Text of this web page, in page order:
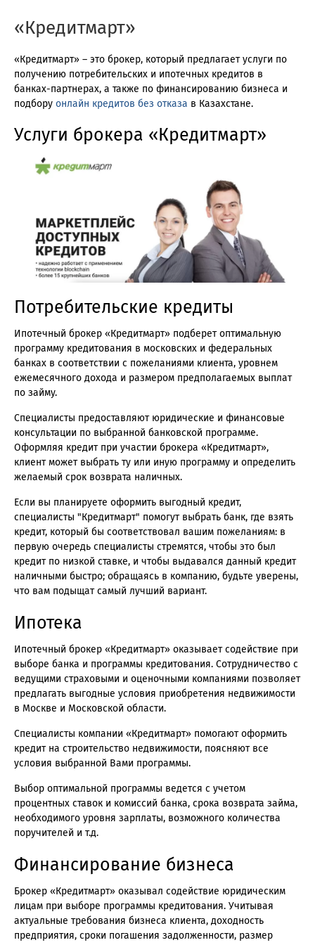
«Кредитмарт»
«Кредитмарт» – это брокер, который предлагает услуги по
получению потребительских и ипотечных кредитов в
банках-партнерах, а также по финансированию бизнеса и
подбору онлайн кредитов без отказа в Казахстане.
Услуги брокера «Кредитмарт»
Потребительские кредиты
Ипотечный брокер «Кредитмарт» подберет оптимальную
программу кредитования в московских и федеральных
банках в соответствии с пожеланиями клиента, уровнем
ежемесячного дохода и размером предполагаемых выплат
по займу.
Специалисты предоставляют юридические и финансовые
консультации по выбранной банковской программе.
Оформляя кредит при участии брокера «Кредитмарт»,
клиент может выбрать ту или иную программу и определить
желаемый срок возврата наличных.
Если вы планируете оформить выгодный кредит,
специалисты "Кредитмарт" помогут выбрать банк, где взять
кредит, который бы соответствовал вашим пожеланиям: в
первую очередь специалисты стремятся, чтобы это был
кредит по низкой ставке, и чтобы выдавался данный кредит
наличными быстро; обращаясь в компанию, будьте уверены,
что вам подыщат самый лучший вариант.
Ипотека
Ипотечный брокер «Кредитмарт» оказывает содействие при
выборе банка и программы кредитования. Сотрудничество с
ведущими страховыми и оценочными компаниями позволяет
предлагать выгодные условия приобретения недвижимости
в Москве и Московской области.
Специалисты компании «Кредитмарт» помогают оформить
кредит на строительство недвижимости, поясняют все
условия выбранной Вами программы.
Выбор оптимальной программы ведется с учетом
процентных ставок и комиссий банка, срока возврата займа,
необходимого уровня зарплаты, возможного количества
поручителей и т.д.
Финансирование бизнеса
Брокер «Кредитмарт» оказывал содействие юридическим
лицам при выборе программы кредитования. Учитывая
актуальные требования бизнеса клиента, доходность
предприятия, сроки погашения задолженности, размер